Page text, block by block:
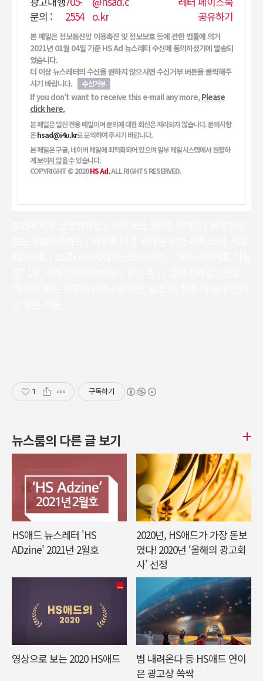
본 메일은 정보통신망 이용촉진 및 정보보호 등에 관한 법률에 의거
2021년 01월 04일 기준 HS Ad 뉴스레터 수신에 동의하셨기에 발송되
었습니다.
더 이상 뉴스레터의 수신을 원하지 않으시면 수신거부 버튼을 클릭해주
시기 바랍니다.
수신거부
If you don’t want to receive this e-mail any more,Please
click here.
본 메일은 발신 전용 메일이며 문의에 대한 회신은 처리되지 않습니다. 문의사항
은hsad@i4u.kr로 문의하여 주시기 바랍니다.
본 메일은 구글, 네이버 메일에 최적화되어 있으며 일부 메일시스템에서 원활하
게보이지 않을 수있습니다.
COPYRIGHT © 2020HS Ad.ALL RIGHTS RESERVED.
1 구독하기
뉴스룸의 다른 글 보기
HS애드 뉴스레터 'HS
ADzine' 2021년 2월호
2020년, HS애드가 가장 돋보
였다! 2020년 ‘올해의 광고회
사’ 선정
영상으로 보는 2020 HS애드
범 내려온다 등 HS애드 연이
은 광고상 쓱싹